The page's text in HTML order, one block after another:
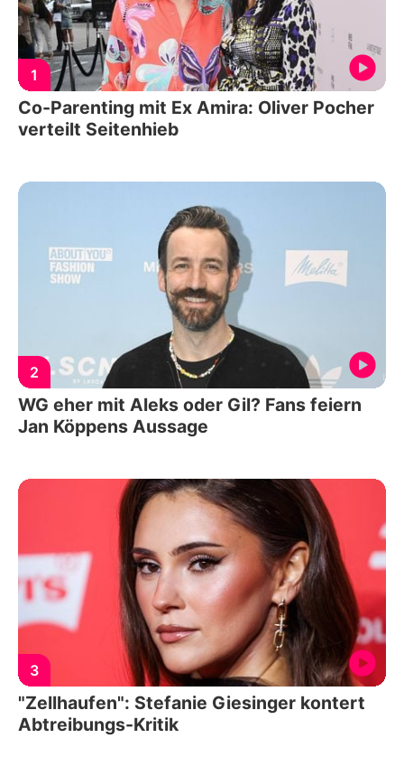
1
Co-Parenting mit Ex Amira: Oliver Pocher
verteilt Seitenhieb
2
WG eher mit Aleks oder Gil? Fans feiern
Jan Köppens Aussage
3
"Zellhaufen": Stefanie Giesinger kontert
Abtreibungs-Kritik